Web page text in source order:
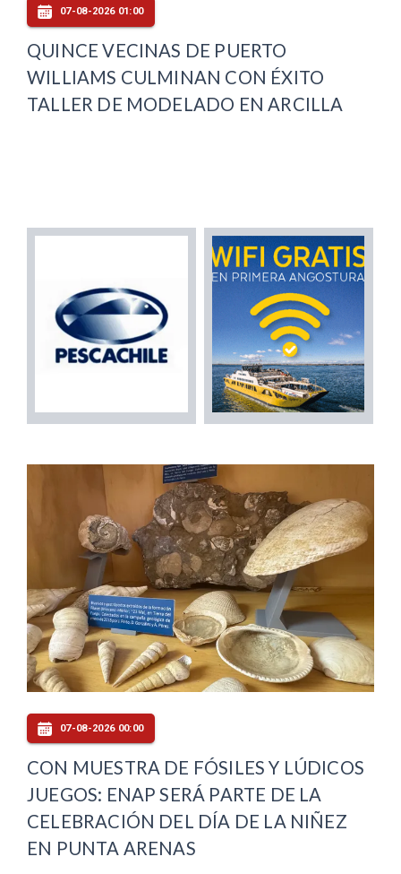
07-08-2026 01:00
QUINCE VECINAS DE PUERTO
WILLIAMS CULMINAN CON ÉXITO
TALLER DE MODELADO EN ARCILLA
07-08-2026 00:00
CON MUESTRA DE FÓSILES Y LÚDICOS
JUEGOS: ENAP SERÁ PARTE DE LA
CELEBRACIÓN DEL DÍA DE LA NIÑEZ
EN PUNTA ARENAS